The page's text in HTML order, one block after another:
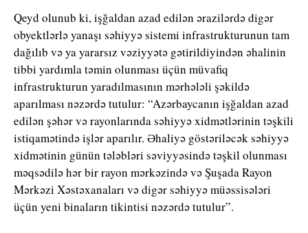
Qeyd olunub ki, işğaldan azad edilən ərazilərdə digər
obyektlərlə yanaşı səhiyyə sistemi infrastrukturunun tam
dağılıb və ya yararsız vəziyyətə gətirildiyindən əhalinin
tibbi yardımla təmin olunması üçün müvafiq
infrastrukturun yaradılmasının mərhələli şəkildə
aparılması nəzərdə tutulur: “Azərbaycanın işğaldan azad
edilən şəhər və rayonlarında səhiyyə xidmətlərinin təşkili
istiqamətində işlər aparılır. Əhaliyə göstəriləcək səhiyyə
xidmətinin günün tələbləri səviyyəsində təşkil olunması
məqsədilə hər bir rayon mərkəzində və Şuşada Rayon
Mərkəzi Xəstəxanaları və digər səhiyyə müəssisələri
üçün yeni binaların tikintisi nəzərdə tutulur”.